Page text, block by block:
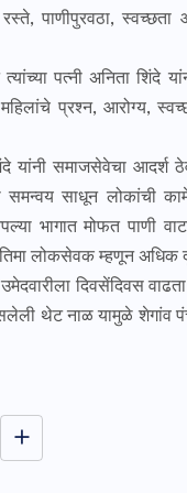
पाणीपुरवठा, स्वच्छता
पत्नी अनिता शिंदे
महिलांचे प्रश्न, आरोग्य,
यांनी समाजसेवेचा
साधून लोकांची कामे
भागात मोफत पाणी
लोकसेवक म्हणून अधिक
दिवसेंदिवस
थेट नाळ यामुळे शेगांव